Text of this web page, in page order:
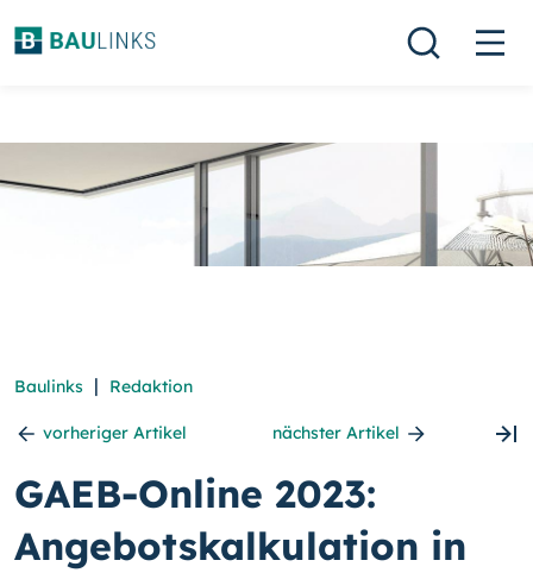
Baulinks | Redaktion
vorheriger Artikel nächster Artikel
GAEB-Online 2023:
Angebotskalkulation in